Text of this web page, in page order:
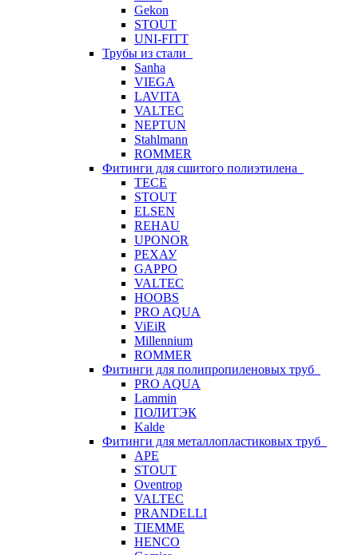
Gekon
STOUT
UNI-FITT
Трубы из стали
Sanha
VIEGA
LAVITA
VALTEC
NEPTUN
Stahlmann
ROMMER
Фитинги для сшитого полиэтилена
TECE
STOUT
ELSEN
REHAU
UPONOR
РЕХАУ
GAPPO
VALTEC
HOOBS
PRO AQUA
ViEiR
Millennium
ROMMER
Фитинги для полипропиленовых труб
PRO AQUA
Lammin
ПОЛИТЭК
Kalde
Фитинги для металлопластиковых труб
APE
STOUT
Oventrop
VALTEC
PRANDELLI
TIEMME
HENCO